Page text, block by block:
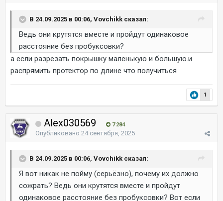
В 24.09.2025 в 00:06, Vovchikk сказал:
Ведь они крутятся вместе и пройдут одинаковое
расстояние без пробуксовки?
а если разрезать покрышку маленькую и большую.и
распрямить протектор по длине что получиться
1
Alex030569 7 284
Опубликовано 24 сентября, 2025
В 24.09.2025 в 00:06, Vovchikk сказал:
Я вот никак не пойму (серьёзно), почему их должно
сожрать? Ведь они крутятся вместе и пройдут
одинаковое расстояние без пробуксовки? Вот если